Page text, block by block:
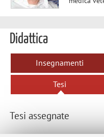
Didattica
Insegnamenti
Tesi
Tesi assegnate